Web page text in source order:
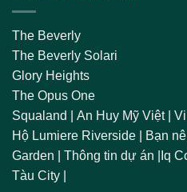
The Beverly
The Beverly Solari
Glory Heights
The Opus One
Squaland
An Huy Mỹ Việt
Hộ Lumiere Riverside
Bạn
Garden
Thông tin dự án Iq
Tàu City